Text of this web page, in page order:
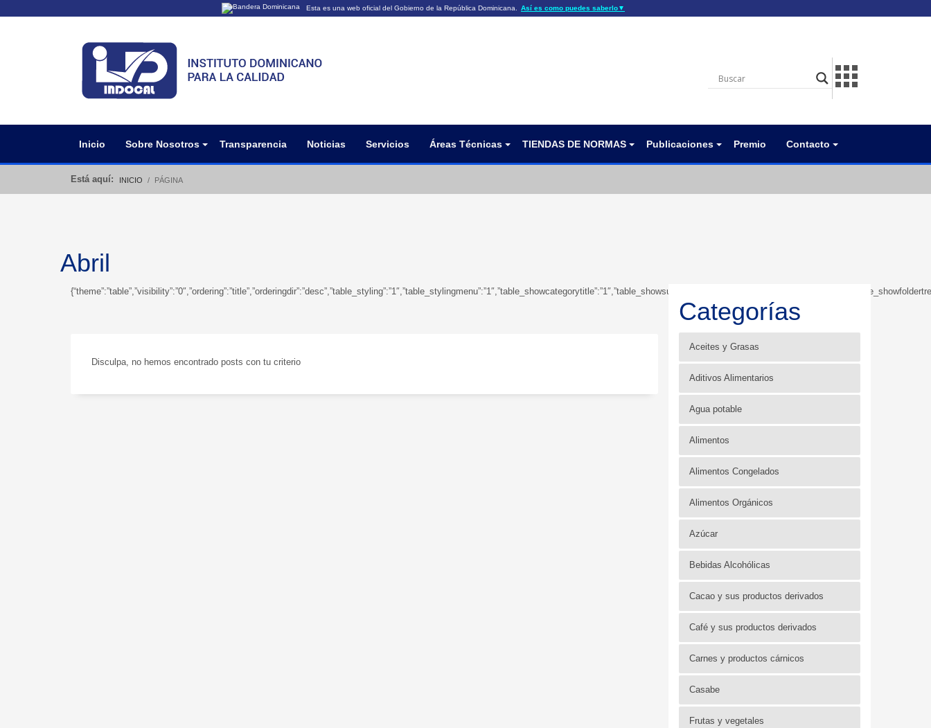
Esta es una web oficial del Gobierno de la República Dominicana. Así es como puedes saberlo▼
Los sitios web oficiales utilizan .gob.do o .gov.do
Los sitios web oficiales .gob.do o .gov.do seguros utilizan
Inicio Sobre Nosotros Transparencia Noticias Servicios Áreas Técnicas TIENDAS DE NORMAS Publicaciones Premio Contacto
Está aquí: INICIO PÁGINA
Abril
Disculpa, no hemos encontrado posts con tu criterio
Categorías
Aceites y Grasas
Aditivos Alimentarios
Agua potable
Alimentos
Alimentos Congelados
Alimentos Orgánicos
Azúcar
Bebidas Alcohólicas
Cacao y sus productos derivados
Café y sus productos derivados
Carnes y productos cárnicos
Casabe
Frutas y vegetales